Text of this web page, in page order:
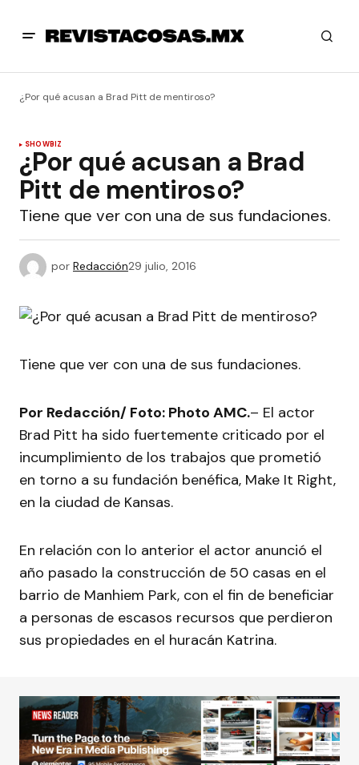
¿Por qué acusan a Brad Pitt de mentiroso?
SHOWBIZ
¿Por qué acusan a Brad
Pitt de mentiroso?
Tiene que ver con una de sus fundaciones.
por Redacción29 julio, 2016
Tiene que ver con una de sus fundaciones.
Por Redacción/ Foto: Photo AMC.– El actor
Brad Pitt ha sido fuertemente criticado por el
incumplimiento de los trabajos que prometió
en torno a su fundación benéfica, Make It Right,
en la ciudad de Kansas.
En relación con lo anterior el actor anunció el
año pasado la construcción de 50 casas en el
barrio de Manhiem Park, con el fin de beneficiar
a personas de escasos recursos que perdieron
sus propiedades en el huracán Katrina.